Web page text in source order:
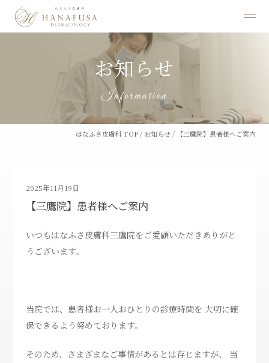
お知らせ
Information
はなふさ皮膚科 TOP / お知らせ / 【三鷹院】患者様へご案内
2025年11月19日
【三鷹院】患者様へご案内
いつもはなふさ皮膚科三鷹院をご愛顧いただきありがと
うございます。
当院では、患者様お一人おひとりの診療時間を 大切に確
保できるよう努めております。
そのため、さまざまなご事情があるとは存じますが、 当